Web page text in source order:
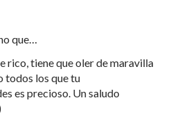
que…
rico, tiene que oler de maravilla
todos los que tu
es precioso. Un saludo